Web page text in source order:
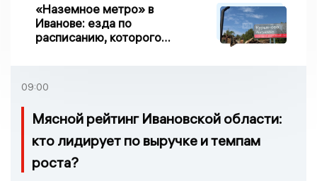
«Наземное метро» в
Иванове: езда по
расписанию, которого
09:00
Мясной рейтинг Ивановской области:
кто лидирует по выручке и темпам
роста?